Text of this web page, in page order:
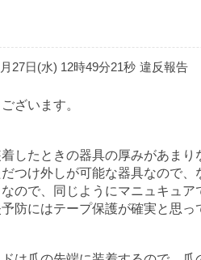
27日(水) 12時49分21秒 違反報告
ざいます。
したときの器具の厚みがあま
つけ外しが可能な器具なので
ので、同じようにマニュキュ
防にはテープ保護が確実と思っ